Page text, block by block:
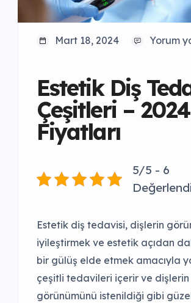
Mart 18, 2024 Yorum
Estetik Diş
Çeşitleri – 2024
Fiyatları
5/5 - 6
Estetik diş tedavisi, dişlerin
iyileştirmek ve estetik açıdan
bir gülüş elde etmek amacıyla
çeşitli tedavileri içerir ve dişlerin
görünümünü istenildiği gibi